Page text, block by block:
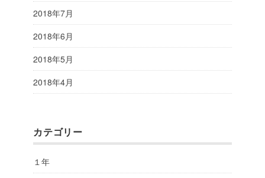
2018年7月
2018年6月
2018年5月
2018年4月
カテゴリー
１年